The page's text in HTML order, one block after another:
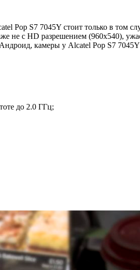
Pop S7 7045Y стоит только в том
не с HD разрешением (960х540),
камеры у Alcatel Pop S7
до 2.0 ГГц;